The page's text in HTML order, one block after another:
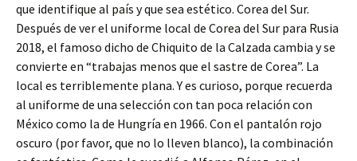
que identifique al país y que sea estético. Corea del Sur.
Después de ver el uniforme local de Corea del Sur para Rusia
2018, el famoso dicho de Chiquito de la Calzada cambia y se
convierte en “trabajas menos que el sastre de Corea”. La
local es terriblemente plana. Y es curioso, porque recuerda
al uniforme de una selección con tan poca relación con
México como la de Hungría en 1966. Con el pantalón rojo
oscuro (por favor, que no lo lleven blanco), la combinación